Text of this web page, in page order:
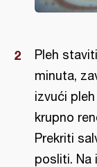
Pleh
minuta,
izvući
krupno
Prekriti
posliti. Na